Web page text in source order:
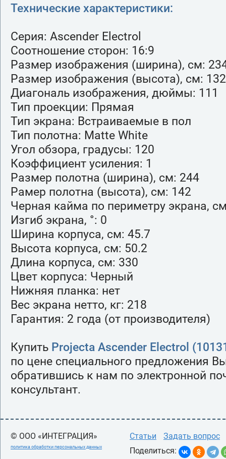
Технические характеристики:
Серия: Ascender Electrol
Соотношение сторон: 16:9
Размер изображения (ширина), см:
Размер изображения (высота), см: 132
Диагональ изображения, дюймы: 111
Тип проекции: Прямая
Тип экрана: Встраиваемые в пол
Тип полотна: Matte White
Угол обзора, градусы: 120
Коэффициент усиления: 1
Размер полотна (ширина), см: 244
Рамер полотна (высота), см: 142
Черная кайма по периметру экрана,
Изгиб экрана, °: 0
Ширина корпуса, см: 45.7
Высота корпуса, см: 50.2
Длина корпуса, см: 330
Цвет корпуса: Черный
Нижняя планка: нет
Вес экрана нетто, кг: 218
Гарантия: 2 года (от производителя)
Купить Projecta Ascender Electrol
по цене специального предложения
обратившись к нам по электронной
консультант.
© ООО «ИНТЕГРАЦИЯ»
политика обработки персональных данных
Статьи
Задать вопрос
Поделиться: